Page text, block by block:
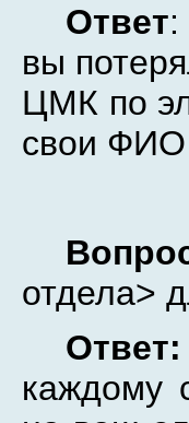
Ответ
вы
ЦМК по
свои ФИО
отдела>
Ответ:
каждому